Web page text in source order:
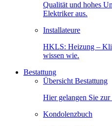
Qualität und hohes
Elektriker aus.
Installateure
HKLS: Heizung –
wissen wie.
Bestattung
Übersicht Bestattung
Hier gelangen Sie
Kondolenzbuch